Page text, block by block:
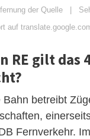
der Quelle |
auf
RE gilt das
Bahn betreibt
Fernverkehr.